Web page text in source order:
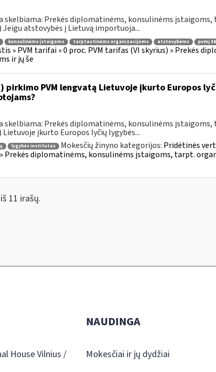
skelbiama: Prekės diplomatinėms, konsulinėms įstaigoms,
atstovybės į Lietuvą importuoja...
konsulinėms įstaigoms tarptautinėms organizacijoms atstovybėms pvmį
» PVM tarifai » 0 proc. PVM tarifas (VI skyrius) » Prekės
ir jų še
PVM lengvatą Lietuvoje įkurto Europos
skelbiama: Prekės diplomatinėms, konsulinėms įstaigoms,
įkurto Europos lyčių lygybės...
lygybės institutas Mokesčių žinyno kategorijos: Pridėtinės
Prekės diplomatinėms, konsulinėms įstaigoms, tarpt.
11 irašų.
House Vilnius /
NAUDINGA
Mokesčiai ir jų dydžiai